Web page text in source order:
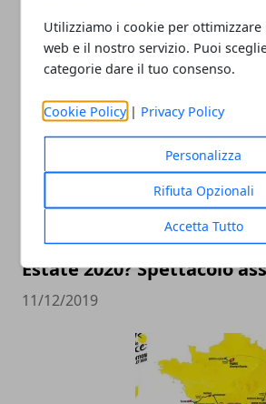
Utilizziamo i cookie per
web e il nostro servizio. Puoi
categorie dare il tuo consenso.
Cookie Policy | Privacy Policy
Personalizza
Rifiuta Opzionali
Accetta Tutto
ARTICOLI CORRELATI
Estate 2020? Spettacolo
11/12/2019